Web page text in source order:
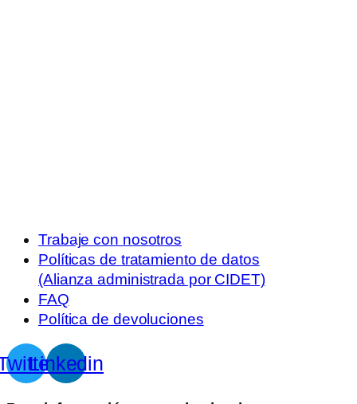
Trabaje con nosotros
Políticas de tratamiento de datos
(Alianza administrada por CIDET)
FAQ
Política de devoluciones
Linkedin